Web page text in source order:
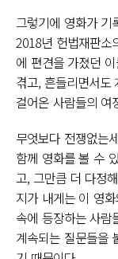
그렇기에 영화가
2018년 헌법재판소
에 편견을 가졌던
겪고, 흔들리면서도
걸어온 사람들의 여
무엇보다 전쟁없는
함께 영화를 볼 수
고, 그만큼 더 다정
지가 내게는 이 영
속에 등장하는 사람
계속되는 질문들을